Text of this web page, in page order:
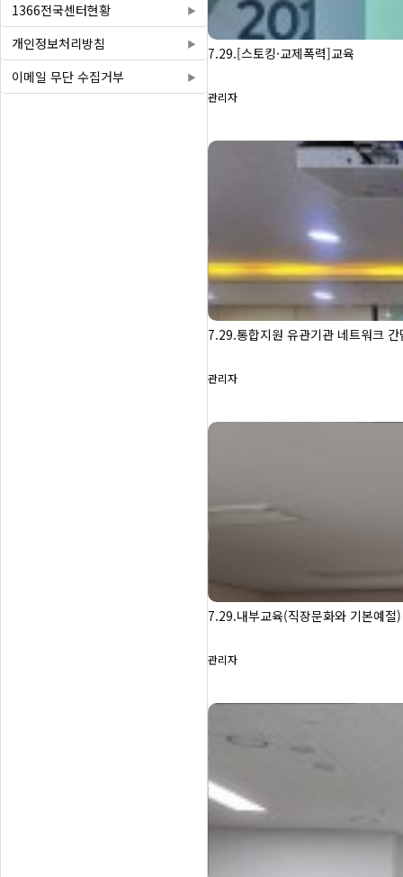
1366전국센터현황
개인정보처리방침
이메일 무단 수집거부
7.29.[스토킹·교제폭력]교육
관리자
7.29.통합지원 유관기관 네트워크
관리자
7.29.내부교육(직장문화와 기본예절)
관리자